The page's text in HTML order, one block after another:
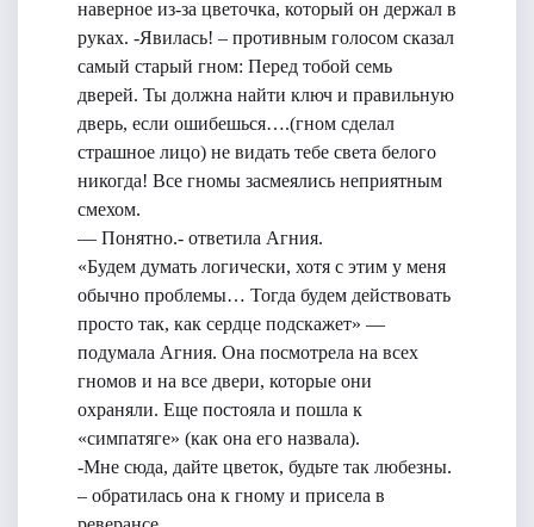
наверное из-за цветочка, который он держал в
руках. -Явилась! – противным голосом сказал
самый старый гном: Перед тобой семь
дверей. Ты должна найти ключ и правильную
дверь, если ошибешься….(гном сделал
страшное лицо) не видать тебе света белого
никогда! Все гномы засмеялись неприятным
смехом.
— Понятно.- ответила Агния.
«Будем думать логически, хотя с этим у меня
обычно проблемы… Тогда будем действовать
просто так, как сердце подскажет» —
подумала Агния. Она посмотрела на всех
гномов и на все двери, которые они
охраняли. Еще постояла и пошла к
«симпатяге» (как она его назвала).
-Мне сюда, дайте цветок, будьте так любезны.
– обратилась она к гному и присела в